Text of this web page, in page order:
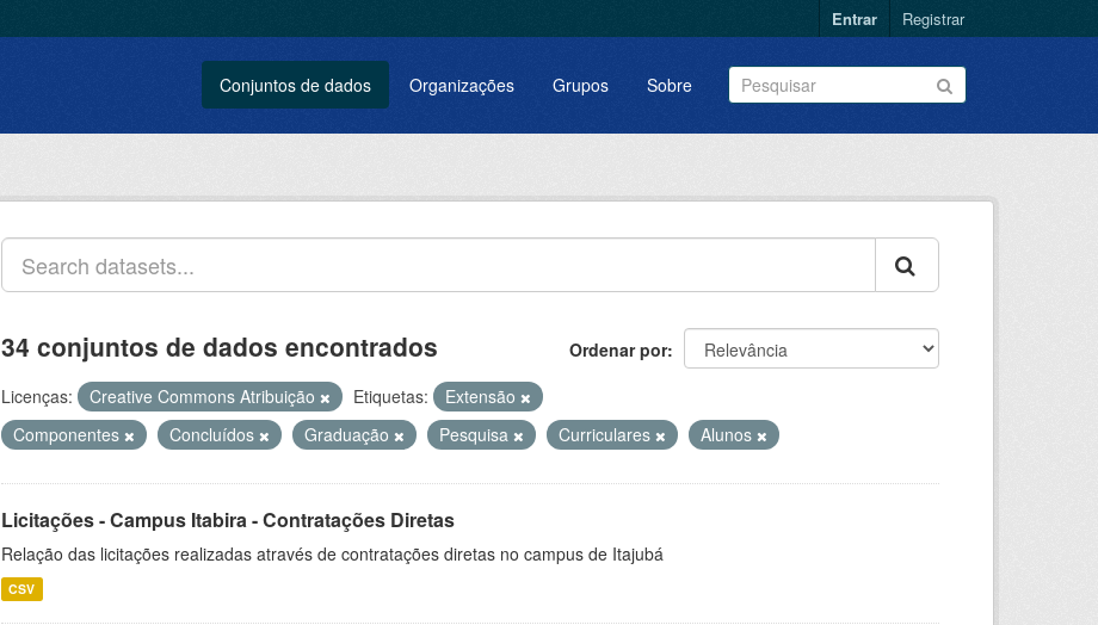
Entrar Registrar
Conjuntos de dados Organizações Grupos Sobre
Ordenar por
34 conjuntos de dados encontrados
Licenças: Creative Commons Atribuição Etiquetas:
Extensão
Componentes
Concluídos Graduação Pesquisa Curriculares Alunos
Licitações - Campus Itabira - Contratações Diretas
Relação das licitações realizadas através de contratações diretas no campus de Itajubá
CSV